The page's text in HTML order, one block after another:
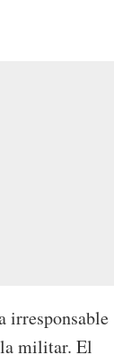
irresponsable
militar. El